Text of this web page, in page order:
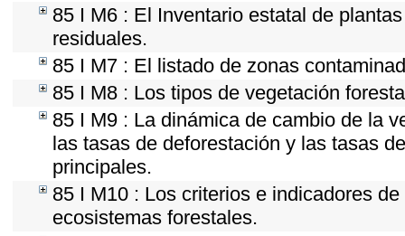
85 I M6 : El Inventario estatal de
residuales.
85 I M7 : El listado de zonas
85 I M8 : Los tipos de vegetación
85 I M9 : La dinámica de cambio de la
las tasas de deforestación y las tasas
principales.
85 I M10 : Los criterios e indicadores
ecosistemas forestales.